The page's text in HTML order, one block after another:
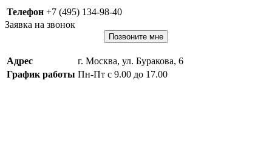
Телефон +7 (495) 134-98-40
Заявка на звонок
Позвоните мне
Адрес
г. Москва, ул. Буракова, 6
График работы Пн-Пт с 9.00 до 17.00